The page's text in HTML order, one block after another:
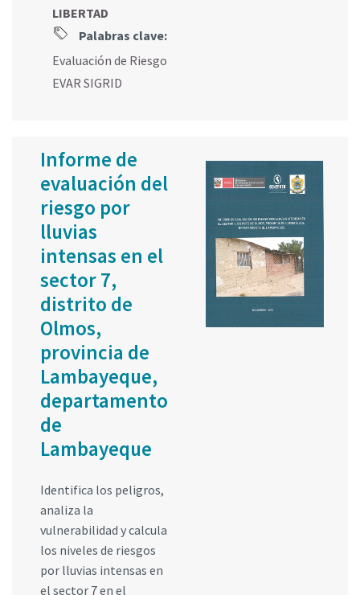
LIBERTAD
Palabras clave:
Evaluación de Riesgo
EVAR SIGRID
Informe de
evaluación del
riesgo por
lluvias
intensas en el
sector 7,
distrito de
Olmos,
provincia de
Lambayeque,
departamento
de
Lambayeque
Identifica los peligros,
analiza la
vulnerabilidad y calcula
los niveles de riesgos
por lluvias intensas en
el sector 7 en el